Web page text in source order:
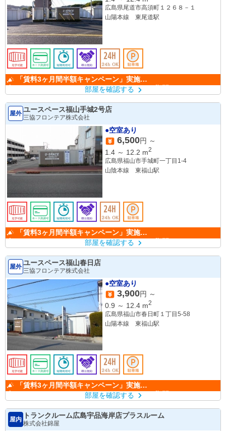
広島県尾道市高須町１２６８－１
山陽本線 東尾道駅
中！ （キャンペーン期間：6/1～9/30）
部屋を確認する
屋外 ユースペース福山手城2号店
三協フロンテア株式会社
●空室あり
6,500円 ～
1.4 ～ 12.2 m2
広島県福山市手城町一丁目1-4
山陰本線 東福山駅
中！ （キャンペーン期間：6/1～9/30）
部屋を確認する
屋外 ユースペース福山春日店
三協フロンテア株式会社
●空室あり
3,900円 ～
0.9 ～ 12.4 m2
広島県福山市春日町１丁目5-58
山陽本線 東福山駅
中！ （キャンペーン期間：6/1～9/30）
部屋を確認する
屋内
トランクルーム広島宇品海岸店プラスルーム
株式会社錦屋